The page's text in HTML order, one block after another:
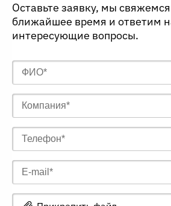
Оставьте заявку, мы
ближайшее время и ответим
интересующие вопросы.